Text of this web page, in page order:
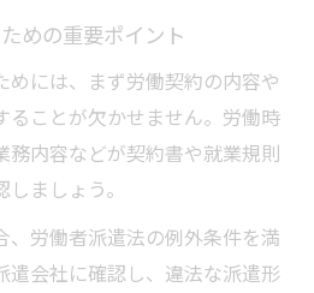
遣を見分けるポイント
け道のリスクと問題点
件が怪しい時の対処法
応を選ぶ見極め方
労働契約のポイントを解説
視すべき契約内容とは
必ず記載すべきポイント
めの重要ポイント
めには、まず労働契約の内容や
ることが欠かせません。労働時
務内容などが契約書や就業規則
ましょう。
、労働者派遣法の例外条件を満
遣会社に確認し、違法な派遣形